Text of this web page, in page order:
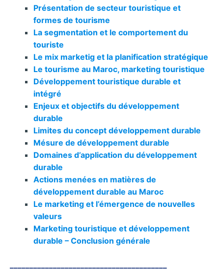
Présentation de secteur touristique et
formes de tourisme
La segmentation et le comportement du
touriste
Le mix marketig et la planification stratégique
Le tourisme au Maroc, marketing touristique
Développement touristique durable et
intégré
Enjeux et objectifs du développement
durable
Limites du concept développement durable
Mésure de développement durable
Domaines d’application du développement
durable
Actions menées en matières de
développement durable au Maroc
Le marketing et l’émergence de nouvelles
valeurs
Marketing touristique et développement
durable – Conclusion générale